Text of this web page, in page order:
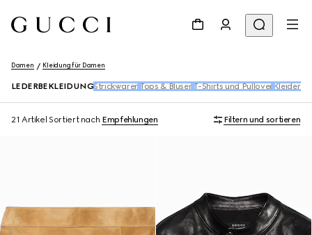
Damen Kleidung für Damen
LEDERBEKLEIDUNG Strickwaren Tops & Blusen​ T-Shirts und Pullover Kleider
21 Artikel Sortiert nach Empfehlungen Filtern und sortieren